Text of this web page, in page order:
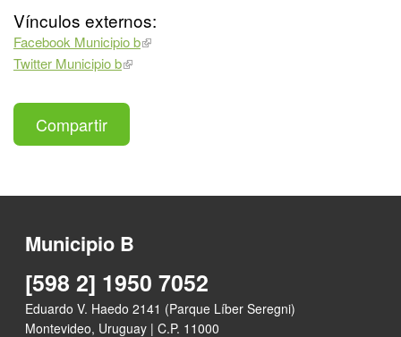
Vínculos externos:
Facebook Municipio b
Twitter Municipio b
Compartir
Municipio B
[598 2] 1950 7052
Eduardo V. Haedo 2141 (Parque Líber Seregni)
Montevideo, Uruguay | C.P. 11000